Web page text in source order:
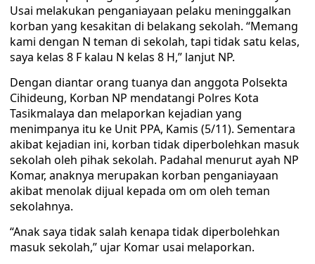
Usai melakukan penganiayaan pelaku meninggalkan
korban yang kesakitan di belakang sekolah. “Memang
kami dengan N teman di sekolah, tapi tidak satu kelas,
saya kelas 8 F kalau N kelas 8 H,” lanjut NP.
Dengan diantar orang tuanya dan anggota Polsekta
Cihideung, Korban NP mendatangi Polres Kota
Tasikmalaya dan melaporkan kejadian yang
menimpanya itu ke Unit PPA, Kamis (5/11). Sementara
akibat kejadian ini, korban tidak diperbolehkan masuk
sekolah oleh pihak sekolah. Padahal menurut ayah NP
Komar, anaknya merupakan korban penganiayaan
akibat menolak dijual kepada om om oleh teman
sekolahnya.
“Anak saya tidak salah kenapa tidak diperbolehkan
masuk sekolah,” ujar Komar usai melaporkan.